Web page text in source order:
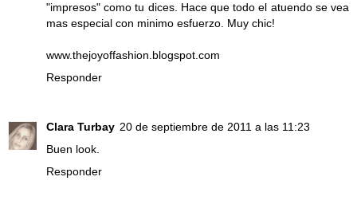
"impresos" como tu dices. Hace que todo el atuendo se vea
mas especial con minimo esfuerzo. Muy chic!
www.thejoyoffashion.blogspot.com
Responder
Clara Turbay 20 de septiembre de 2011 a las 11:23
Buen look.
Responder